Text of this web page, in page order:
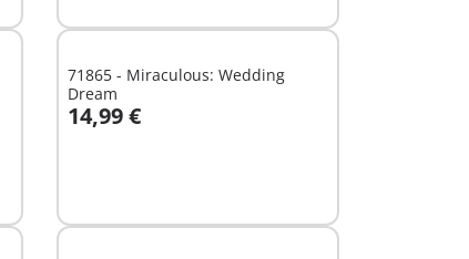
71865 - Miraculous: Wedding
Dream
14,99 €
In den Warenkorb